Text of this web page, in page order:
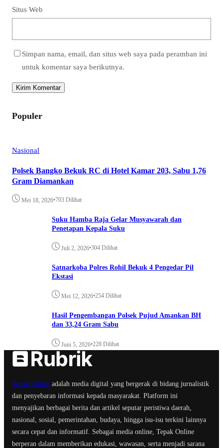
Situs Web
Simpan nama, email, dan situs web saya pada peramban ini
untuk komentar saya berikutnya.
Populer
Nasional
Polsek Bangko Bekuk RC di Hotel Kamar 203, Sabu 1,76
Gram Diamankan
Mei 18, 2026•703 Dilihat
Suku Hamba Raja Gelar Musyawarah dan
Penetapan Kepala Suku
Juli 2, 2026•304 Dilihat
Satnarkoba Polres Rohil Bekuk 4 Pengedar Pil
Ekstasi
Mei 12, 2026•254 Dilihat
Hasil Pengembangan Polsek Pujud Amankan BH
dan 33,24 Gram Sabu
Juni 5, 2026•228 Dilihat
Tepak Online adalah media digital yang bergerak di bidang jurnalistik
dan penyebaran informasi kepada masyarakat. Platform ini
menyajikan berbagai berita dan artikel seputar peristiwa daerah,
nasional, sosial, pemerintahan, budaya, hingga isu-isu terkini lainnya
secara cepat dan informatif. Sebagai media online, Tepak Online
berperan dalam memberikan edukasi, wawasan, serta menjadi sarana